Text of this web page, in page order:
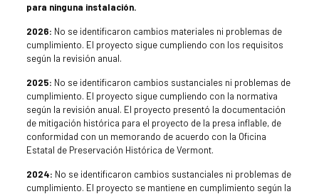
para ninguna instalación.
2026: No se identificaron cambios materiales ni problemas de
cumplimiento. El proyecto sigue cumpliendo con los requisitos
según la revisión anual.
2025: No se identificaron cambios sustanciales ni problemas de
cumplimiento. El proyecto sigue cumpliendo con la normativa
según la revisión anual. El proyecto presentó la documentación
de mitigación histórica para el proyecto de la presa inflable, de
conformidad con un memorando de acuerdo con la Oficina
Estatal de Preservación Histórica de Vermont.
2024: No se identificaron cambios sustanciales ni problemas de
cumplimiento. El proyecto se mantiene en cumplimiento según la